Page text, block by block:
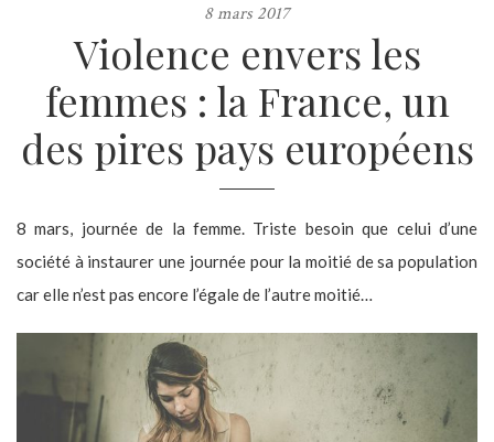
8 mars 2017
Violence envers les
femmes : la France, un
des pires pays européens
8 mars, journée de la femme. Triste besoin que celui d’une
société à instaurer une journée pour la moitié de sa population
car elle n’est pas encore l’égale de l’autre moitié…